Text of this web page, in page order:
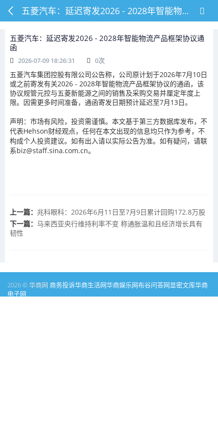
五菱汽车：延迟寄发2026 - 2028年智能物流产品框架协议通函
五菱汽车：延迟寄发2026 - 2028年智能物流产品框架协议通
函
2026-07-09 18:26:31 0次
五菱汽车集团控股有限公司公告称，公司原计划于2026年7月10日
或之前寄发有关2026 - 2028年智能物流产品框架协议的通函，该
协议规管元控与五菱新能源之间的销售及采购交易并厘定年度上
限。因需更多时间准备，通函寄发日期预计延迟至7月13日。
声明：市场有风险，投资需谨慎。本文基于第三方数据库发布，不
代表Hehson财经观点，任何在本文出现的信息均只作为参考，不
构成个人投资建议。如有出入请以实际公告为准。如有疑问，请联
系biz@staff.sina.com.cn。
上一篇： 兆科眼科：2026年6月11日至7月9日累计回购172.8万股
下一篇： 马来西亚央行维持利率不变 称通胀温和且经济增长具有
韧性
2026 © 华商网 商务投诉华商生活网华商娱乐网布谷问答网显密文库华商
电子网